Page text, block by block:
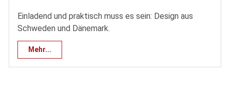
Einladend und praktisch muss es sein: Design aus
Schweden und Dänemark.
Mehr...